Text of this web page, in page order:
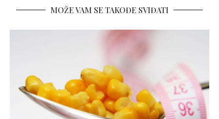
MOŽE VAM SE TAKOĐE SVIĐATI